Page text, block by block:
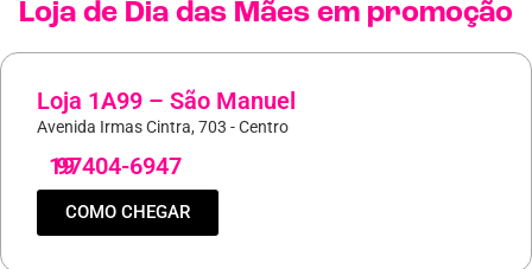
Loja de Dia das Mães em promoção
Loja 1A99 – São Manuel
Avenida Irmas Cintra, 703 - Centro
19
97404-6947
COMO CHEGAR